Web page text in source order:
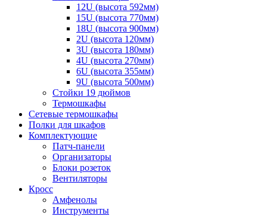
12U (высота 592мм)
15U (высота 770мм)
18U (высота 900мм)
2U (высота 120мм)
3U (высота 180мм)
4U (высота 270мм)
6U (высота 355мм)
9U (высота 500мм)
Стойки 19 дюймов
Термошкафы
Сетевые термошкафы
Полки для шкафов
Комплектующие
Патч-панели
Организаторы
Блоки розеток
Вентиляторы
Кросс
Амфенолы
Инструменты